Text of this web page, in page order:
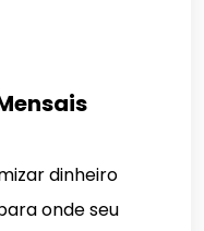
dinheiro
onde seu